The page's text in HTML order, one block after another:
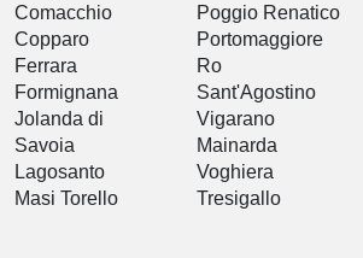
Comacchio
Copparo
Ferrara
Formignana
Jolanda di
Savoia
Lagosanto
Masi Torello
Poggio Renatico
Portomaggiore
Ro
Sant'Agostino
Vigarano
Mainarda
Voghiera
Tresigallo